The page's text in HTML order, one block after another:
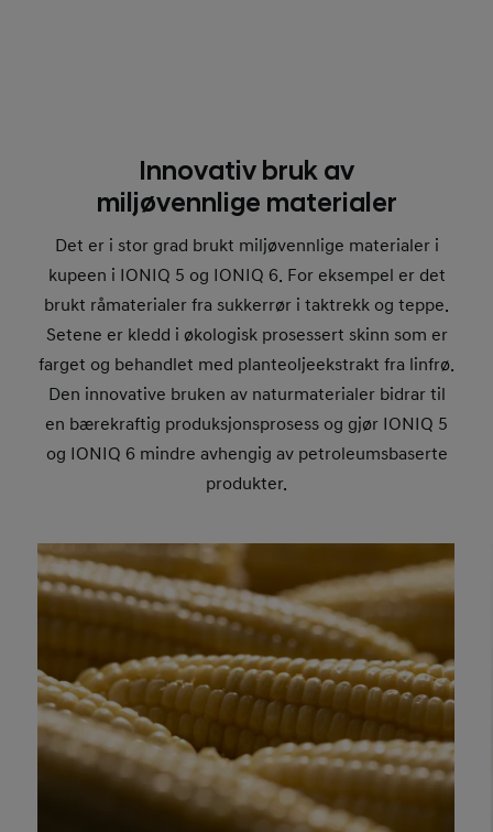
Innovativ bruk av
miljøvennlige materialer
Det er i stor grad brukt miljøvennlige materialer i
kupeen i IONIQ 5 og IONIQ 6. For eksempel er det
brukt råmaterialer fra sukkerrør i taktrekk og teppe.
Setene er kledd i økologisk prosessert skinn som er
farget og behandlet med planteoljeekstrakt fra linfrø.
Den innovative bruken av naturmaterialer bidrar til
en bærekraftig produksjonsprosess og gjør IONIQ 5
og IONIQ 6 mindre avhengig av petroleumsbaserte
produkter.